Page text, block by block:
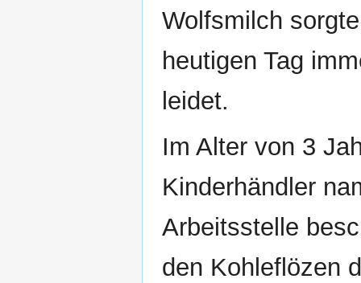
Wolfsmilch
heutigen Tag
leidet.
Im Alter von 3
Kinderhändler
Arbeitsstelle
den Kohleflözen